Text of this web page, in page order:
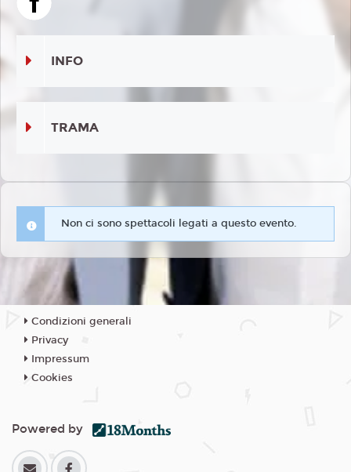
INFO
TRAMA
Non ci sono spettacoli legati a questo evento.
Condizioni generali
Privacy
Impressum
Cookies
Powered by